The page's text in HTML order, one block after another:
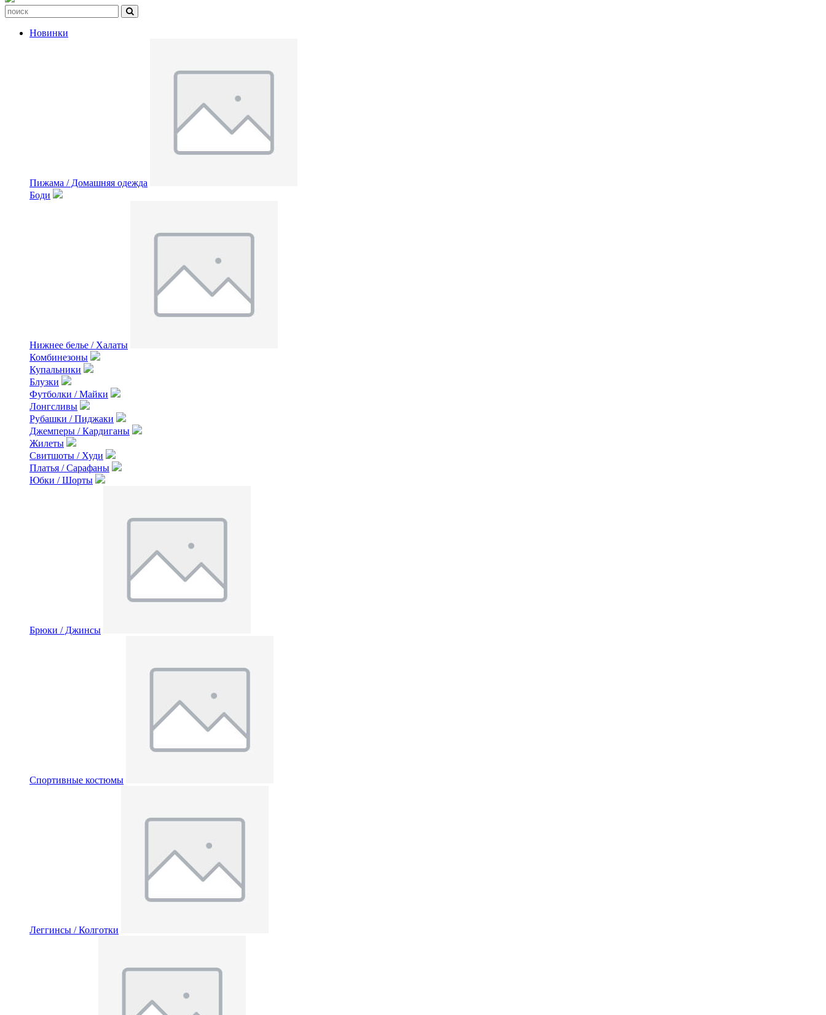
Новинки
Пижама / Домашняя одежда
Боди
Нижнее белье / Халаты
Комбинезоны
Купальники
Блузки
Футболки / Майки
Лонгсливы
Рубашки / Пиджаки
Джемперы / Кардиганы
Жилеты
Свитшоты / Худи
Платья / Сарафаны
Юбки / Шорты
Брюки / Джинсы
Спортивные костюмы
Леггинсы / Колготки